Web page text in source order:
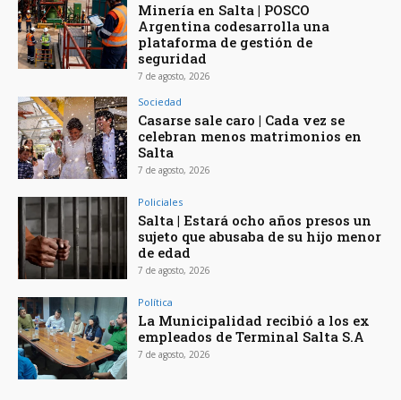
Minería en Salta | POSCO
Argentina codesarrolla una
plataforma de gestión de
seguridad
7 de agosto, 2026
Sociedad
Casarse sale caro | Cada vez se
celebran menos matrimonios en
Salta
7 de agosto, 2026
Policiales
Salta | Estará ocho años presos un
sujeto que abusaba de su hijo menor
de edad
7 de agosto, 2026
Política
La Municipalidad recibió a los ex
empleados de Terminal Salta S.A
7 de agosto, 2026